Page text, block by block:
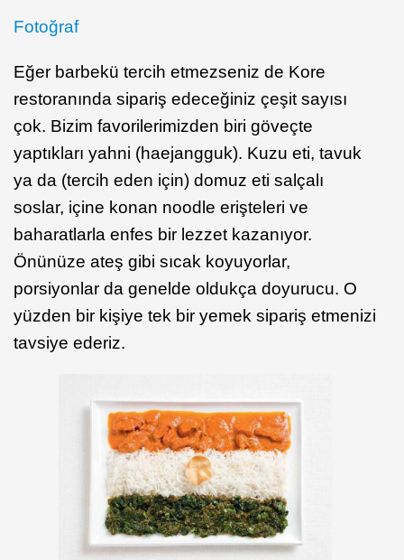
Fotoğraf
Eğer barbekü tercih etmezseniz de Kore
restoranında sipariş edeceğiniz çeşit sayısı
çok. Bizim favorilerimizden biri göveçte
yaptıkları yahni (haejangguk). Kuzu eti, tavuk
ya da (tercih eden için) domuz eti salçalı
soslar, içine konan noodle erişteleri ve
baharatlarla enfes bir lezzet kazanıyor.
Önünüze ateş gibi sıcak koyuyorlar,
porsiyonlar da genelde oldukça doyurucu. O
yüzden bir kişiye tek bir yemek sipariş etmenizi
tavsiye ederiz.